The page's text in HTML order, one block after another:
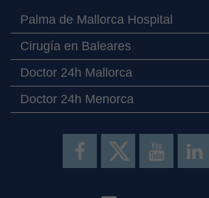
Palma de Mallorca Hospital
Cirugía en Baleares
Doctor 24h Mallorca
Doctor 24h Menorca